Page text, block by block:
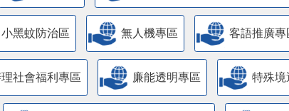
小黑蚊防治區 無人機專區 客語推廣專
社會福利專區 廉能透明專區 特殊境